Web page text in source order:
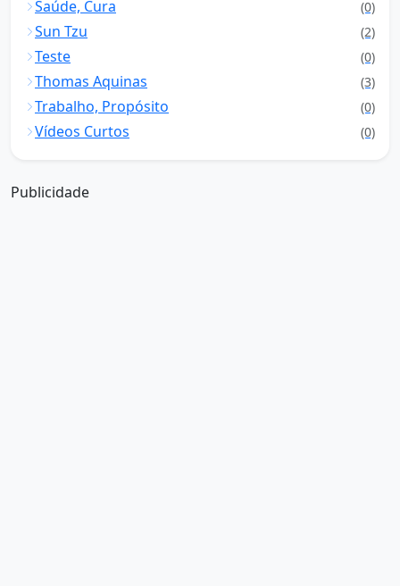
Saúde, Cura (0)
Sun Tzu (2)
Teste (0)
Thomas Aquinas (3)
Trabalho, Propósito (0)
Vídeos Curtos (0)
Publicidade